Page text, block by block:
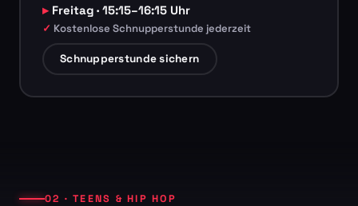
Freitag · 15:15–16:15 Uhr
Kostenlose Schnupperstunde jederzeit
Schnupperstunde sichern
02 · TEENS & HIP HOP